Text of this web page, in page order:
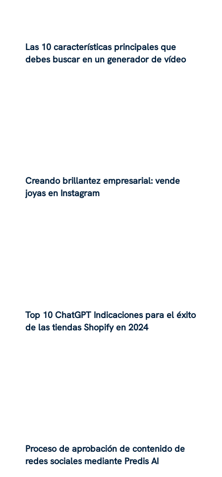
Las 10 características principales que
debes buscar en un generador de vídeo
Creando brillantez empresarial: vende
joyas en Instagram
Top 10 ChatGPT Indicaciones para el éxito
de las tiendas Shopify en 2024
Proceso de aprobación de contenido de
redes sociales mediante Predis AI